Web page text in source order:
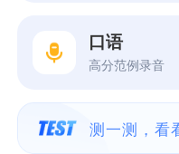
口语
高分范例录音
测一测，看